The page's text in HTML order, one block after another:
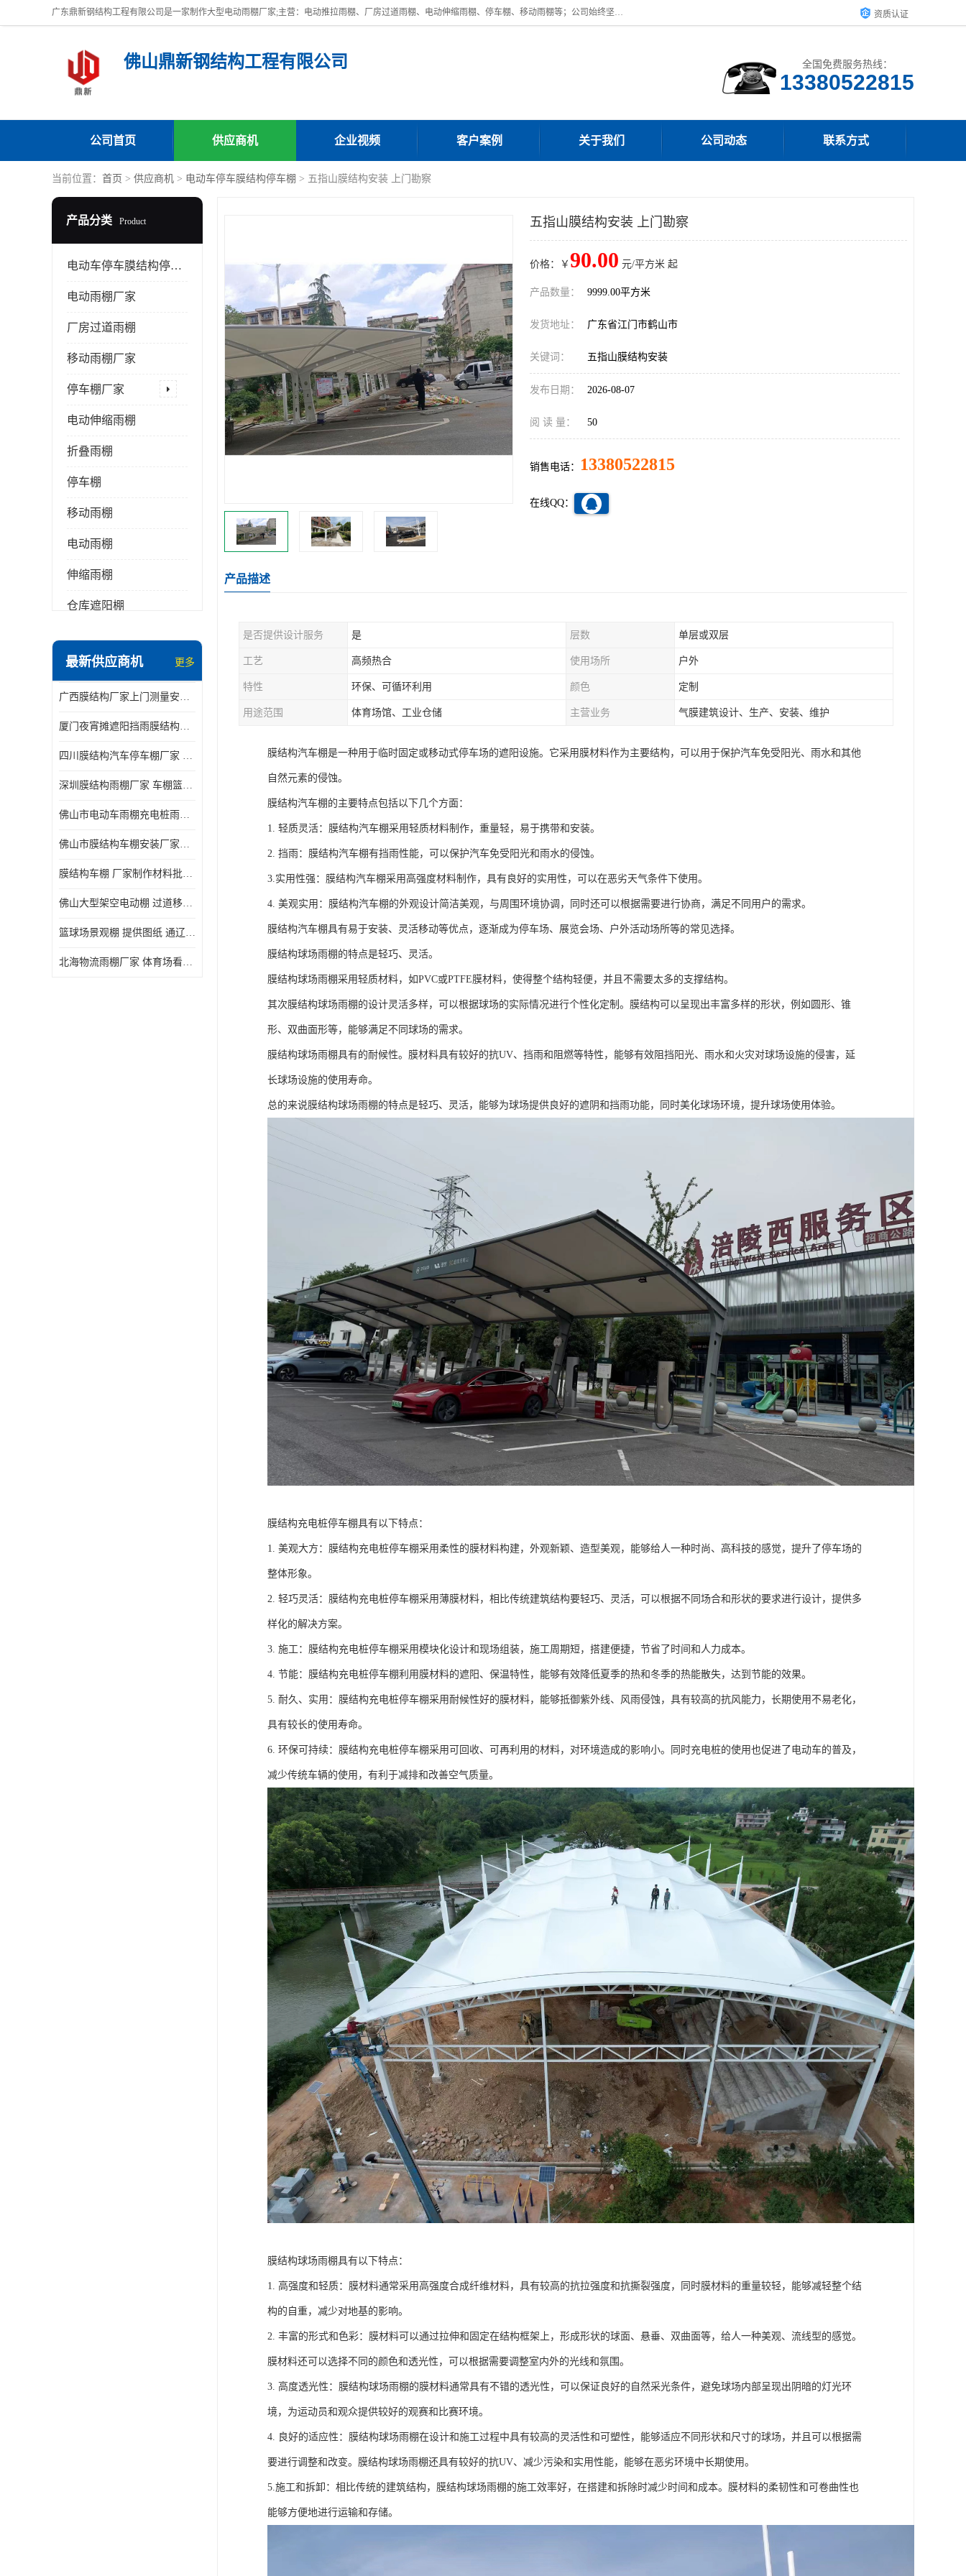
广东鼎新钢结构工程有限公司是一家制作大型电动雨棚厂家;主营：电动推拉雨棚、厂房过道雨棚、电动伸缩雨棚、停车棚、移动雨棚等；公司始终坚持结构创新,品质优越,美观形象,且售后服务好。公司充分吸纳当今休闲用品的前端技术和风格,为您带来质价相宜,时尚典雅的各种户外用品, 资质认证
佛山鼎新钢结构工程有限公司 全国免费服务热线：
13380522815
公司首页 供应商机 企业视频 客户案例 关于我们 公司动态 联系方式
当前位置： 首页 > 供应商机 > 电动车停车膜结构停车棚 > 五指山膜结构安装 上门勘察
产品分类 Product
电动车停车膜结构停车棚
电动雨棚厂家
厂房过道雨棚
移动雨棚厂家
停车棚厂家
电动伸缩雨棚
折叠雨棚
停车棚
移动雨棚
电动雨棚
伸缩雨棚
仓库遮阳棚
电动推拉雨棚
膜结构停景观棚
最新供应商机 更多
广西膜结构厂家上门测量安装发货，厂家发货没有差价
厦门夜宵摊遮阳挡雨膜结构雨棚设计 上门测量 款式多
四川膜结构汽车停车棚厂家 款式多 提供报价
深圳膜结构雨棚厂家 车棚篮球场体育看台 规格多样
佛山市电动车雨棚充电桩雨棚小区电动车棚
佛山市膜结构车棚安装厂家发货安装
膜结构车棚 厂家制作材料批发安装一体式工厂
佛山大型架空电动棚 过道移动雨蓬 屋轨道悬空棚免费测量
篮球场景观棚 提供图纸 通辽膜结构厂家
北海物流雨棚厂家 体育场看台雨棚 价格优惠
五指山膜结构安装 上门勘察
价格：￥ 90.00 元/平方米 起
产品数量： 9999.00平方米
发货地址： 广东省江门市鹤山市
关键词： 五指山膜结构安装
发布日期： 2026-08-07
阅 读 量： 50
销售电话： 13380522815
在线QQ：
产品描述
是否提供设计服务 是 层数 单层或双层
工艺 高频热合 使用场所 户外
特性 环保、可循环利用 颜色 定制
用途范围 体育场馆、工业仓储 主营业务 气膜建筑设计、生产、安装、维护
膜结构汽车棚是一种用于临时固定或移动式停车场的遮阳设施。它采用膜材料作为主要结构，可以用于保护汽车免受阳光、雨水和其他
自然元素的侵蚀。
膜结构汽车棚的主要特点包括以下几个方面：
1. 轻质灵活：膜结构汽车棚采用轻质材料制作，重量轻，易于携带和安装。
2. 挡雨：膜结构汽车棚有挡雨性能，可以保护汽车免受阳光和雨水的侵蚀。
3.实用性强：膜结构汽车棚采用高强度材料制作，具有良好的实用性，可以在恶劣天气条件下使用。
4. 美观实用：膜结构汽车棚的外观设计简洁美观，与周围环境协调，同时还可以根据需要进行协商，满足不同用户的需求。
膜结构汽车棚具有易于安装、灵活移动等优点，逐渐成为停车场、展览会场、户外活动场所等的常见选择。
膜结构球场雨棚的特点是轻巧、灵活。
膜结构球场雨棚采用轻质材料，如PVC或PTFE膜材料，使得整个结构轻便，并且不需要太多的支撑结构。
其次膜结构球场雨棚的设计灵活多样，可以根据球场的实际情况进行个性化定制。膜结构可以呈现出丰富多样的形状，例如圆形、锥
形、双曲面形等，能够满足不同球场的需求。
膜结构球场雨棚具有的耐候性。膜材料具有较好的抗UV、挡雨和阻燃等特性，能够有效阻挡阳光、雨水和火灾对球场设施的侵害，延
长球场设施的使用寿命。
总的来说膜结构球场雨棚的特点是轻巧、灵活，能够为球场提供良好的遮阴和挡雨功能，同时美化球场环境，提升球场使用体验。
膜结构充电桩停车棚具有以下特点：
1. 美观大方：膜结构充电桩停车棚采用柔性的膜材料构建，外观新颖、造型美观，能够给人一种时尚、高科技的感觉，提升了停车场的
整体形象。
2. 轻巧灵活：膜结构充电桩停车棚采用薄膜材料，相比传统建筑结构要轻巧、灵活，可以根据不同场合和形状的要求进行设计，提供多
样化的解决方案。
3. 施工：膜结构充电桩停车棚采用模块化设计和现场组装，施工周期短，搭建便捷，节省了时间和人力成本。
4. 节能：膜结构充电桩停车棚利用膜材料的遮阳、保温特性，能够有效降低夏季的热和冬季的热能散失，达到节能的效果。
5. 耐久、实用：膜结构充电桩停车棚采用耐候性好的膜材料，能够抵御紫外线、风雨侵蚀，具有较高的抗风能力，长期使用不易老化，
具有较长的使用寿命。
6. 环保可持续：膜结构充电桩停车棚采用可回收、可再利用的材料，对环境造成的影响小。同时充电桩的使用也促进了电动车的普及，
减少传统车辆的使用，有利于减排和改善空气质量。
膜结构球场雨棚具有以下特点：
1. 高强度和轻质：膜材料通常采用高强度合成纤维材料，具有较高的抗拉强度和抗撕裂强度，同时膜材料的重量较轻，能够减轻整个结
构的自重，减少对地基的影响。
2. 丰富的形式和色彩：膜材料可以通过拉伸和固定在结构框架上，形成形状的球面、悬垂、双曲面等，给人一种美观、流线型的感觉。
膜材料还可以选择不同的颜色和透光性，可以根据需要调整室内外的光线和氛围。
3. 高度透光性：膜结构球场雨棚的膜材料通常具有不错的透光性，可以保证良好的自然采光条件，避免球场内部呈现出阴暗的灯光环
境，为运动员和观众提供较好的观赛和比赛环境。
4. 良好的适应性：膜结构球场雨棚在设计和施工过程中具有较高的灵活性和可塑性，能够适应不同形状和尺寸的球场，并且可以根据需
要进行调整和改变。膜结构球场雨棚还具有较好的抗UV、减少污染和实用性能，能够在恶劣环境中长期使用。
5.施工和拆卸：相比传统的建筑结构，膜结构球场雨棚的施工效率好，在搭建和拆除时减少时间和成本。膜材料的柔韧性和可卷曲性也
能够方便地进行运输和存储。